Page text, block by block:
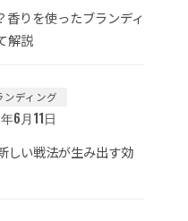
りを使ったブランディ
解説
ンディング
6月11日
しい戦法が生み出す効